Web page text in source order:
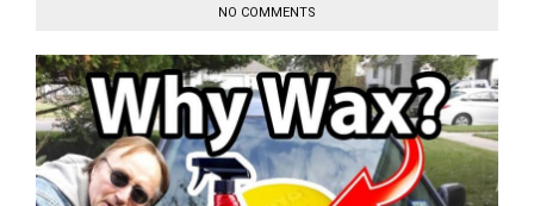
NO COMMENTS